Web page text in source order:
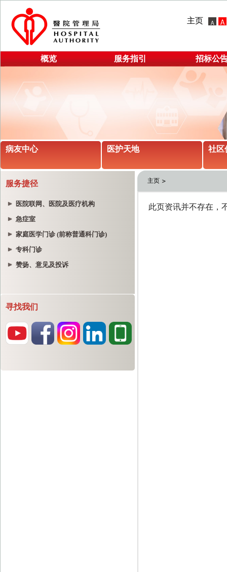
主页
概览 服务指引 招标公
病友中心 医护天地 社区
服务捷径
医院联网、医院及医疗机构
急症室
家庭医学门诊 (前称普通科门诊)
专科门诊
赞扬、意见及投诉
寻找我们
主页